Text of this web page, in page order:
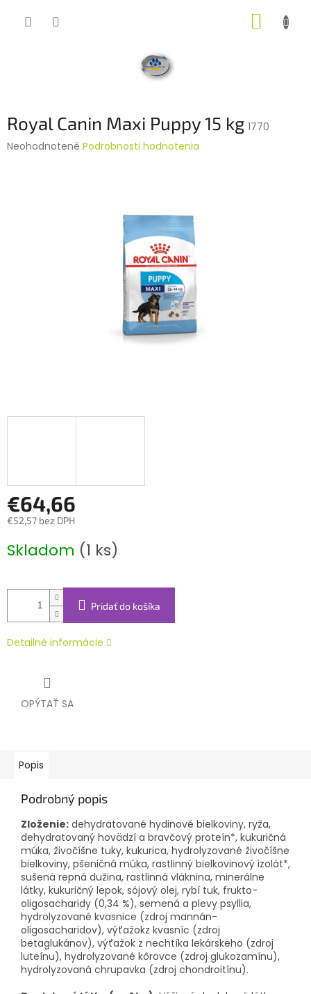
Royal Canin Maxi Puppy 15 kg 1770
Priemerné
Neohodnotené Podrobnosti hodnotenia
€64,66
€52,57 bez DPH
cena:
Skladom (1 ks)
Pridať do košíka
Detailné informácie
OPÝTAŤ SA
Popis
Podrobný popis
Zloženie: dehydratované hydinové bielkoviny, ryža,
dehydratovaný hovädzí a bravčový proteín*, kukuričná
múka, živočíšne tuky, kukurica, hydrolyzované živočíšne
bielkoviny, pšeničná múka, rastlinný bielkovinový izolát*,
sušená repná dužina, rastlinná vláknina, minerálne
látky, kukuričný lepok, sójový olej, rybí tuk, frukto-
oligosacharidy (0,34 %), semená a plevy psyllia,
hydrolyzované kvasnice (zdroj mannán-
oligosacharidov), výťažokz kvasníc (zdroj
betaglukánov), výťažok z nechtíka lekárskeho (zdroj
luteínu), hydrolyzované kôrovce (zdroj glukozamínu),
hydrolyzovaná chrupavka (zdroj chondroitínu).